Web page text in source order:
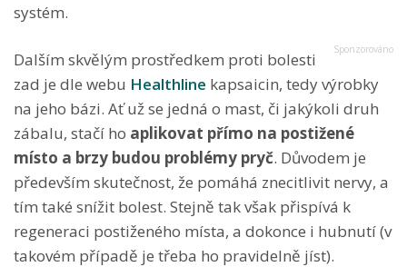
systém.
Dalším skvělým prostředkem proti bolesti
zad je dle webu Healthline kapsaicin, tedy výrobky
na jeho bázi. Ať už se jedná o mast, či jakýkoli druh
zábalu, stačí ho aplikovat přímo na postižené
místo a brzy budou problémy pryč. Důvodem je
především skutečnost, že pomáhá znecitlivit nervy, a
tím také snížit bolest. Stejně tak však přispívá k
regeneraci postiženého místa, a dokonce i hubnutí (v
takovém případě je třeba ho pravidelně jíst).